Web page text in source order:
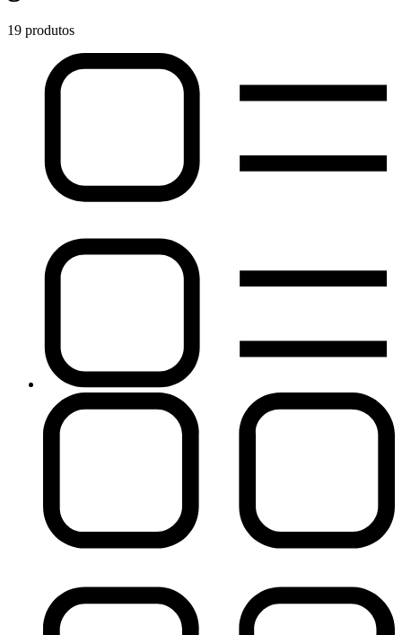
19 produtos